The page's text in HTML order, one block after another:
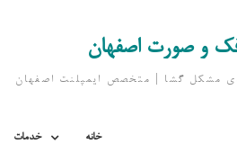
و صورت اصفهان
مشکل گشا | متخصص ايمپلنت اصفهان
خانه خدمات